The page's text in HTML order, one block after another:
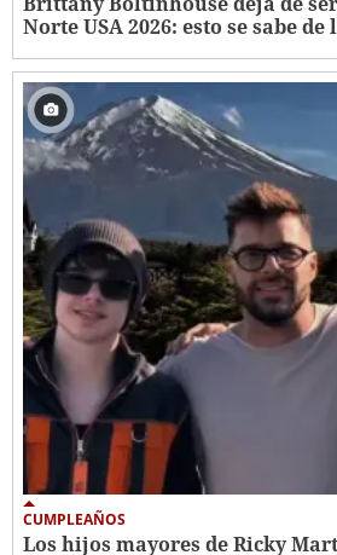
Norte USA 2026: esto se sabe
CUMPLEAÑOS
Los hijos mayores de Ricky